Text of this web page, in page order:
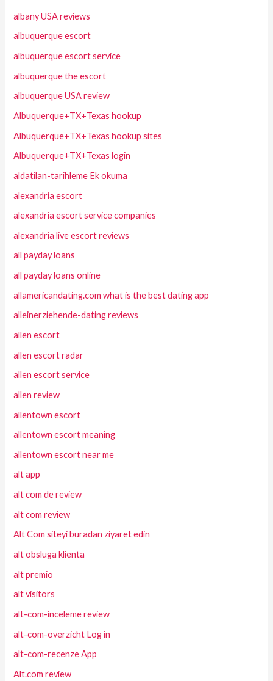
albany USA reviews
albuquerque escort
albuquerque escort service
albuquerque the escort
albuquerque USA review
Albuquerque+TX+Texas hookup
Albuquerque+TX+Texas hookup sites
Albuquerque+TX+Texas login
aldatilan-tarihleme Ek okuma
alexandria escort
alexandria escort service companies
alexandria live escort reviews
all payday loans
all payday loans online
allamericandating.com what is the best dating app
alleinerziehende-dating reviews
allen escort
allen escort radar
allen escort service
allen review
allentown escort
allentown escort meaning
allentown escort near me
alt app
alt com de review
alt com review
Alt Com siteyi buradan ziyaret edin
alt obsluga klienta
alt premio
alt visitors
alt-com-inceleme review
alt-com-overzicht Log in
alt-com-recenze App
Alt.com review